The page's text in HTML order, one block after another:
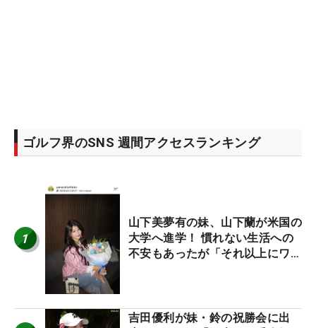
ゴルフ界のSNS 週間アクセスランキング
1
山下美夢有の妹、山下蘭が米国の
大学へ進学！ 慣れない生活への
不安もあったが「それ以上にワク
吉田優利が妹・鈴の祝勝会に出